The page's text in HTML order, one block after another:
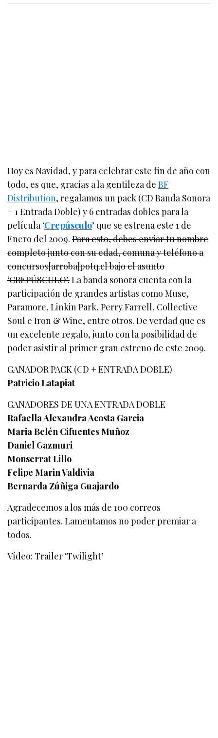
Hoy es Navidad, y para celebrar este fin de año con
todo, es que, gracias a la gentileza deBF
Distribution, regalamos un pack (CD Banda Sonora
+ 1 Entrada Doble) y 6 entradas dobles para la
película ‘Crepúsculo’ que se estrena este 1 de
Enero del 2009.Para esto, debes enviar tu nombre
completo junto con su edad, comuna y teléfono a
concursos[arroba]potq.cl bajo el asunto
‘CREPÚSCULO’.La banda sonora cuenta con la
participación de grandes artistas como Muse,
Paramore, Linkin Park, Perry Farrell, Collective
Soul e Iron & Wine, entre otros. De verdad que es
un excelente regalo, junto con la posibilidad de
poder asistir al primer gran estreno de este 2009.
GANADOR PACK (CD + ENTRADA DOBLE)
Patricio Latapiat
GANADORES DE UNA ENTRADA DOBLE
Rafaella Alexandra Acosta Garcia
Maria Belén Cifuentes Muñoz
Daniel Gazmuri
Monserrat Lillo
Felipe Marin Valdivia
Bernarda Zúñiga Guajardo
Agradecemos a los más de 100 correos
participantes. Lamentamos no poder premiar a
todos.
Vídeo: Trailer ‘Twilight’